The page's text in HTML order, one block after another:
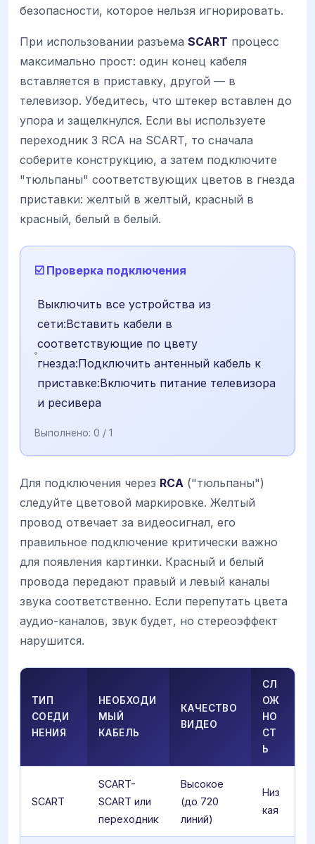
безопасности, которое нельзя игнорировать.
При использовании разъема SCART процесс
максимально прост: один конец кабеля
вставляется в приставку, другой — в
телевизор. Убедитесь, что штекер вставлен до
упора и защелкнулся. Если вы используете
переходник 3 RCA на SCART, то сначала
соберите конструкцию, а затем подключите
"тюльпаны" соответствующих цветов в гнезда
приставки: желтый в желтый, красный в
красный, белый в белый.
☑️ Проверка подключения
Выключить все устройства из
сети:Вставить кабели в
соответствующие по цвету
гнезда:Подключить антенный кабель к
приставке:Включить питание телевизора
и ресивера
Выполнено: 0 / 1
Для подключения через RCA ("тюльпаны")
следуйте цветовой маркировке. Желтый
провод отвечает за видеосигнал, его
правильное подключение критически важно
для появления картинки. Красный и белый
провода передают правый и левый каналы
звука соответственно. Если перепутать цвета
аудио-каналов, звук будет, но стереоэффект
нарушится.
ТИП
СОЕДИ
НЕНИЯ
НЕОБХОДИ
МЫЙ
КАБЕЛЬ
КАЧЕСТВО
ВИДЕО
СЛ
ОЖ
НО
СТ
Ь
SCART
SCART-
SCART или
переходник
Высокое
(до 720
линий)
Низ
кая